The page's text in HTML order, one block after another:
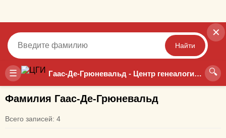
☰ Гаас-Де-Грюневальд - Центр генеалогических исследований 🔍
✕
Найти
Точный Неточный
Фамилия Гаас-Де-Грюневальд
Всего записей: 4